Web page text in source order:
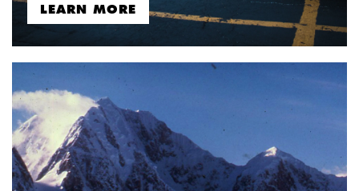
LEARN MORE